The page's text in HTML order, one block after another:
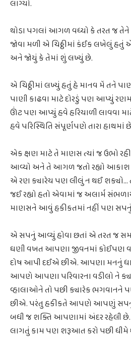
લાગ્યો.
થોડા પગલાં આગળ વધ્યો કે તરત જ તેને
જોવા મળી એ ચિઠ્ઠીમાં કંઈક લખેલું હતું
અને જોયું કે તેમાં શું લખ્યું છે.
એ ચિઠ્ઠીમાં લખ્યું હતું હે માનવ મેં તને
પાણી કાઢવા માટે દોરડું પણ આપ્યું
ઊંટ પણ આપ્યું હવે હરિયાળી લાવવા
હવે પરિસ્થિતિ સંપૂર્ણપણે તારા હાથમાં
એક ક્ષણ માટે તે માણસ ત્યાં જ ઉભો
આવ્યો અને તે આગળ જતો રહ્યો આકાશ
એ રણ ક્યારેય પણ લીલું ન થઈ શક્યો… તે
જઈ રહ્યો હતો એવામાં જ અલાર્મ
માણસને આવું હકીકતમાં નહીં પણ
એ સપનું આવ્યું હોવા છતાં એ તરત જ
ઘણી વખત આપણા જીવનમાં કોઈપણ
દોષ આપી દઈએ છીએ. આપણા મનનું
આપણે આપણા પરિવારના વડીલો ને
વ્હાલાઓને તો પછી ક્યારેક ભગવાનને
છીએ. પરંતુ હકીકતે આપણે આપણું સપનું
બધી જ શક્તિ આપણામાં અંદર રહેલી
લાગતું કામ પણ શરૂઆત કરો પછી